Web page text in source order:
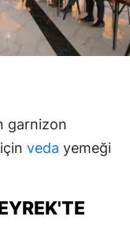
garnizon
veda yemeği